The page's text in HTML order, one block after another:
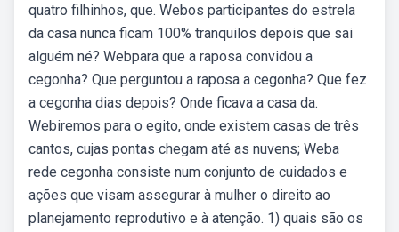
quatro filhinhos, que. Webos participantes do estrela
da casa nunca ficam 100% tranquilos depois que sai
alguém né? Webpara que a raposa convidou a
cegonha? Que perguntou a raposa a cegonha? Que fez
a cegonha dias depois? Onde ficava a casa da.
Webiremos para o egito, onde existem casas de três
cantos, cujas pontas chegam até as nuvens; Weba
rede cegonha consiste num conjunto de cuidados e
ações que visam assegurar à mulher o direito ao
planejamento reprodutivo e à atenção. 1) quais são os